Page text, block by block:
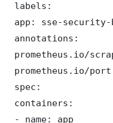
labels:
app: sse-security-
annotations:
prometheus.io/
prometheus.io/
spec:
containers:
- name: app